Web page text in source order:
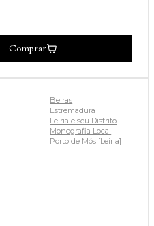
Comprar
Beiras
Estremadura
Leiria e seu Distrito
Monografia Local
Porto de Mós [Leiria]